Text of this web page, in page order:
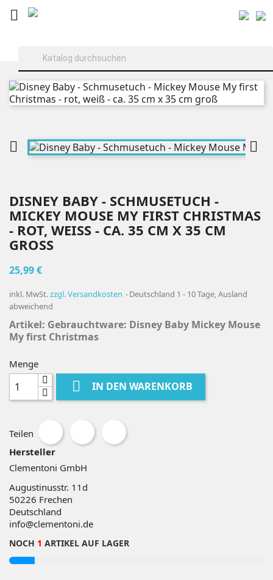

 
DISNEY BABY - SCHMUSETUCH -
MICKEY MOUSE MY FIRST CHRISTMAS
- ROT, WEISS - CA. 35 CM X 35 CM G
ROSS
25,99 €
inkl. MwSt.zzgl. Versandkosten
Deutschland 1 - 10 Tage, Ausland
abweichend
Artikel: Gebrauchtware: Disney Baby Mickey Mouse
My first Christmas
Menge
 IN DEN WARENKORB
Teilen
Hersteller
Clementoni GmbH
Augustinusstr. 11d
50226 Frechen
Deutschland
info@clementoni.de
NOCH 1 ARTIKEL AUF LAGER